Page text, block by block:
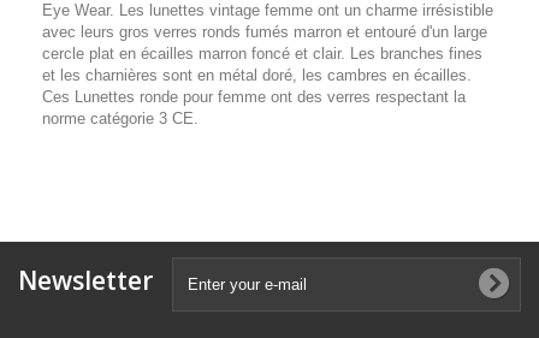
Eye Wear. Les lunettes vintage femme ont un charme irrésistible
avec leurs gros verres ronds fumés marron et entouré d'un large
cercle plat en écailles marron foncé et clair. Les branches fines
et les charnières sont en métal doré, les cambres en écailles.
Ces Lunettes ronde pour femme ont des verres respectant la
norme catégorie 3 CE.
Newsletter